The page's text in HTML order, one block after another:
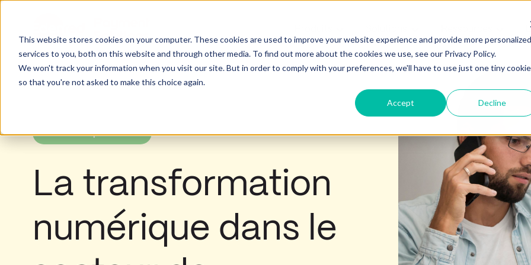
This website stores cookies on your computer. These cookies are used to improve your website experience and provide more personalized
services to you, both on this website and through other media. To find out more about the cookies we use, see our Privacy Policy.
We won't track your information when you visit our site. But in order to comply with your preferences, we'll have to use just one tiny cookie
so that you're not asked to make this choice again.
Accept Decline
Afficher le sous-menu pour Produits
Afficher le sous-menu pour
Tendances par secteur
La transformation
numérique dans le